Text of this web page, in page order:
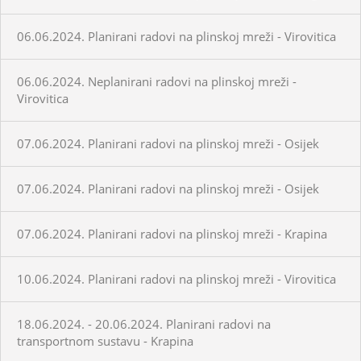
06.06.2024. Planirani radovi na plinskoj mreži - Virovitica
06.06.2024. Neplanirani radovi na plinskoj mreži -
Virovitica
07.06.2024. Planirani radovi na plinskoj mreži - Osijek
07.06.2024. Planirani radovi na plinskoj mreži - Osijek
07.06.2024. Planirani radovi na plinskoj mreži - Krapina
10.06.2024. Planirani radovi na plinskoj mreži - Virovitica
18.06.2024. - 20.06.2024. Planirani radovi na
transportnom sustavu - Krapina